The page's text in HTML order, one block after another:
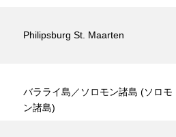
Philipsburg St. Maarten
バラライ島／ソロモン諸島 (ソロモ
ン諸島)